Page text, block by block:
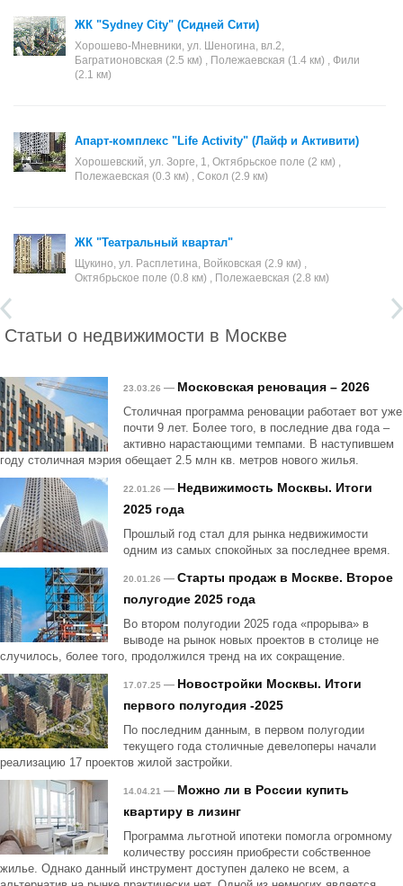
ЖК "Sydney City" (Сидней Сити)
Хорошево-Мневники, ул. Шеногина, вл.2,
Багратионовская (2.5 км) , Полежаевская (1.4 км) , Фили
(2.1 км)
Апарт-комплекс "Life Activity" (Лайф и Активити)
Хорошевский, ул. Зорге, 1, Октябрьское поле (2 км) ,
Полежаевская (0.3 км) , Сокол (2.9 км)
ЖК "Театральный квартал"
Щукино, ул. Расплетина, Войковская (2.9 км) ,
Октябрьское поле (0.8 км) , Полежаевская (2.8 км)
Статьи о недвижимости в Москве
23.03.26 — Московская реновация – 2026
Столичная программа реновации работает вот уже
почти 9 лет. Более того, в последние два года –
активно нарастающими темпами. В наступившем
году столичная мэрия обещает 2.5 млн кв. метров нового жилья.
22.01.26 — Недвижимость Москвы. Итоги
2025 года
Прошлый год стал для рынка недвижимости
одним из самых спокойных за последнее время.
20.01.26 — Старты продаж в Москве. Второе
полугодие 2025 года
Во втором полугодии 2025 года «прорыва» в
выводе на рынок новых проектов в столице не
случилось, более того, продолжился тренд на их сокращение.
17.07.25 — Новостройки Москвы. Итоги
первого полугодия -2025
По последним данным, в первом полугодии
текущего года столичные девелоперы начали
реализацию 17 проектов жилой застройки.
14.04.21 — Можно ли в России купить
квартиру в лизинг
Программа льготной ипотеки помогла огромному
количеству россиян приобрести собственное
жилье. Однако данный инструмент доступен далеко не всем, а